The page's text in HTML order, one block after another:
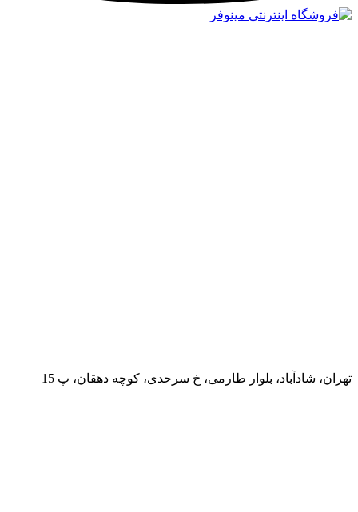
تهران، شادآباد، بلوار طارمی، خ سرحدی، کوچه دهقان، پ 15